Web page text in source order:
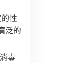
性
泛的
毒